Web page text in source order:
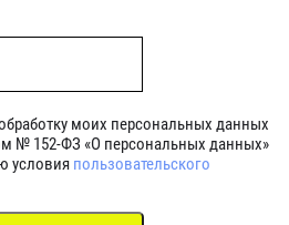
моих персональных данных
№ 152-ФЗ «О персональных данных»
условия пользовательского